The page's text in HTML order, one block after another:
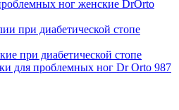
ног женские DrOrto
при диабетической стопе
при диабетической стопе
для проблемных ног Dr Orto 987